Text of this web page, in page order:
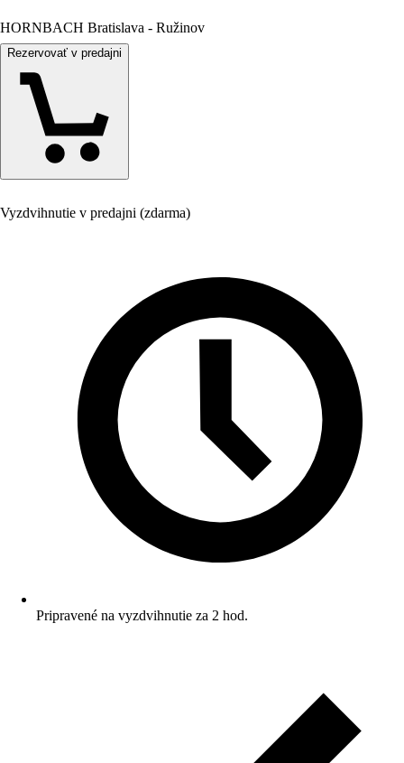
HORNBACH Bratislava - Ružinov
Rezervovať v predajni
Vyzdvihnutie v predajni (zdarma)
Pripravené na vyzdvihnutie za 2 hod.